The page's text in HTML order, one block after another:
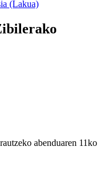
(Lakua)
abenduaren 11ko